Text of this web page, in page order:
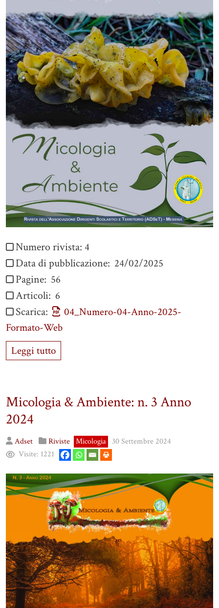
Numero rivista: 4
Data di pubblicazione: 24/02/2025
Pagine: 56
Articoli: 6
Scarica:
04_Numero-04-Anno-2025-
Formato-Web
Leggi tutto
Micologia & Ambiente: n. 3 Anno
2024
Adset Riviste Micologia 30 Settembre 2024
Visite: 1221